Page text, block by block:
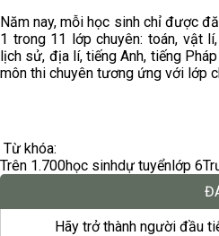
Năm nay, mỗi học sinh chỉ được
1 trong 11 lớp chuyên: toán, vật
lịch sử, địa lí, tiếng Anh, tiếng
môn thi chuyên tương ứng với lớp
Từ khóa:
Trên 1.700học sinhdự tuyểnlớp 6
Hãy trở thành người đầu